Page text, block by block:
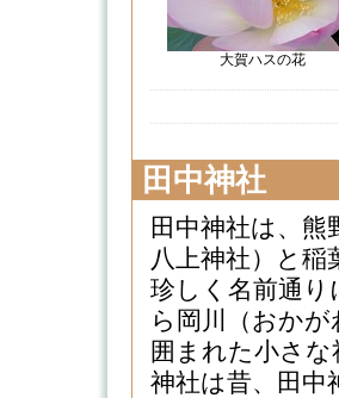
大賀ハスの花
田中神社
田中神社は、
八上神社）と
珍しく名前通り
ら岡川（おか
囲まれた小さ
神社は昔、田中